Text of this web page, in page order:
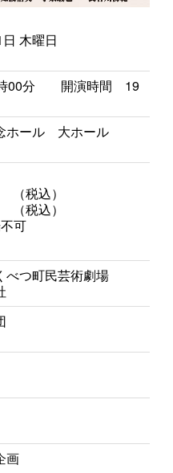
木曜日
00分 開演時間 19
ホール 大ホール
税込）
税込）
可
べつ町民芸術劇場
画